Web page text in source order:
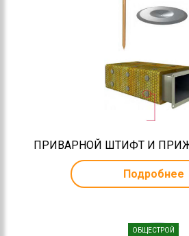
ПРИВАРНОЙ ШТИФТ И
Подробнее
ОБЩЕСТРОЙ